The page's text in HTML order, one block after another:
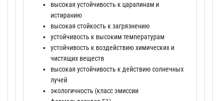
высокая устойчивость к царапинам и
истиранию
высокая стойкость к загрязнению
устойчивость к высоким температурам
устойчивость к воздействию химических и
чистящих веществ
высокая устойчивость к действию солнечных
лучей
экологичность (класс эмиссии